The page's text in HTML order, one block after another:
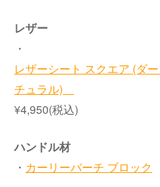
レザー
・
レザーシート スクエア (ダ
チュラル)
¥4,950(税込)
ハンドル材
・ カーリーバーチ ブロック